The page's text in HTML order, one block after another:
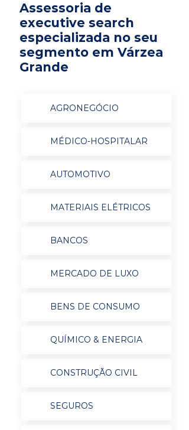
Assessoria de
executive search
especializada no seu
segmento em Várzea
Grande
AGRONEGÓCIO
MÉDICO-HOSPITALAR
AUTOMOTIVO
MATERIAIS ELÉTRICOS
BANCOS
MERCADO DE LUXO
BENS DE CONSUMO
QUÍMICO & ENERGIA
CONSTRUÇÃO CIVIL
SEGUROS